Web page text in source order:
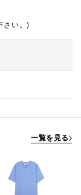
さい。)
一覧を見る